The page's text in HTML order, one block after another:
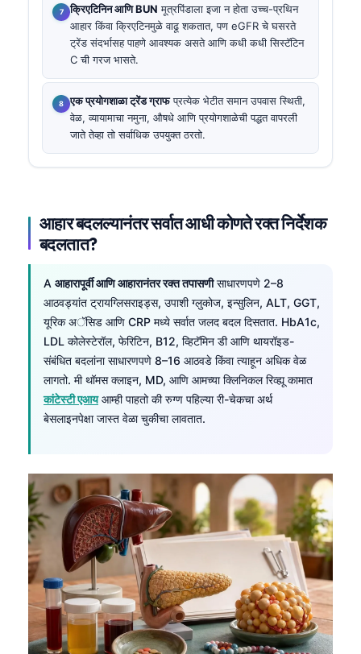
क्रिएटिनिन आणि BUN मूत्रपिंडाला इजा न होता उच्च-प्रथिन
आहार किंवा क्रिएटिनमुळे वाढू शकतात, पण eGFR चे घसरते
ट्रेंड संदर्भासह पाहणे आवश्यक असते आणि कधी कधी सिस्टॅटिन
C ची गरज भासते.
एक प्रयोगशाळा ट्रेंड ग्राफप्रत्येक भेटीत समान उपवास स्थिती,
वेळ, व्यायामाचा नमुना, औषधे आणि प्रयोगशाळेची पद्धत वापरली
जाते तेव्हा तो सर्वाधिक उपयुक्त ठरतो.
आहार बदलल्यानंतर सर्वात आधी कोणते रक्त निर्देशक
बदलतात?
A आहारापूर्वी आणि आहारानंतर रक्त तपासणीसाधारणपणे 2–8
आठवड्यांत ट्रायग्लिसराइड्स, उपाशी ग्लुकोज, इन्सुलिन, ALT, GGT,
यूरिक अॅसिड आणि CRP मध्ये सर्वात जलद बदल दिसतात. HbA1c,
LDL कोलेस्टेरॉल, फेरिटिन, B12, व्हिटॅमिन डी आणि थायरॉइड-
संबंधित बदलांना साधारणपणे 8–16 आठवडे किंवा त्याहून अधिक वेळ
लागतो. मी थॉमस क्लाइन, MD, आणि आमच्या क्लिनिकल रिव्ह्यू कामात
कांटेस्टी एआयआम्ही पाहतो की रुग्ण पहिल्या री-चेकचा अर्थ
बेसलाइनपेक्षा जास्त वेळा चुकीचा लावतात.